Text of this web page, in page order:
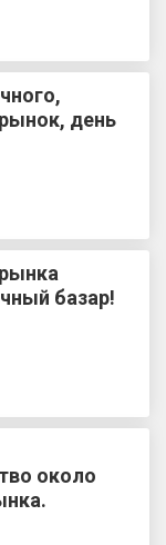
день
базар!
около